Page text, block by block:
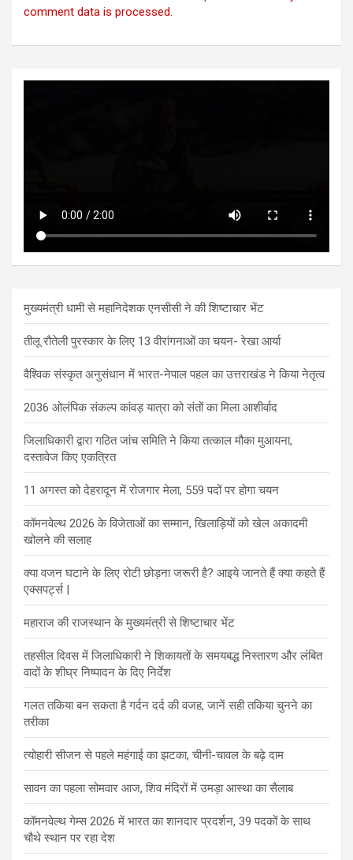
comment data is processed.
मुख्यमंत्री धामी से महानिदेशक एनसीसी ने की शिष्टाचार भेंट
तीलू रौतेली पुरस्कार के लिए 13 वीरांगनाओं का चयन- रेखा आर्या
वैश्विक संस्कृत अनुसंधान में भारत-नेपाल पहल का उत्तराखंड ने किया नेतृत्व
2036 ओलंपिक संकल्प कांवड़ यात्रा को संतों का मिला आशीर्वाद
जिलाधिकारी द्वारा गठित जांच समिति ने किया तत्काल मौका मुआयना,
दस्तावेज किए एकत्रित
11 अगस्त को देहरादून में रोजगार मेला, 559 पदों पर होगा चयन
कॉमनवेल्थ 2026 के विजेताओं का सम्मान, खिलाड़ियों को खेल अकादमी
खोलने की सलाह
क्या वजन घटाने के लिए रोटी छोड़ना जरूरी है? आइये जानते हैं क्या कहते हैं
एक्सपर्ट्स |
महाराज की राजस्थान के मुख्यमंत्री से शिष्टाचार भेंट
तहसील दिवस में जिलाधिकारी ने शिकायतों के समयबद्ध निस्तारण और लंबित
वादों के शीघ्र निष्पादन के दिए निर्देश
गलत तकिया बन सकता है गर्दन दर्द की वजह, जानें सही तकिया चुनने का
तरीका
त्योहारी सीजन से पहले महंगाई का झटका, चीनी-चावल के बढ़े दाम
सावन का पहला सोमवार आज, शिव मंदिरों में उमड़ा आस्था का सैलाब
कॉमनवेल्थ गेम्स 2026 में भारत का शानदार प्रदर्शन, 39 पदकों के साथ
चौथे स्थान पर रहा देश